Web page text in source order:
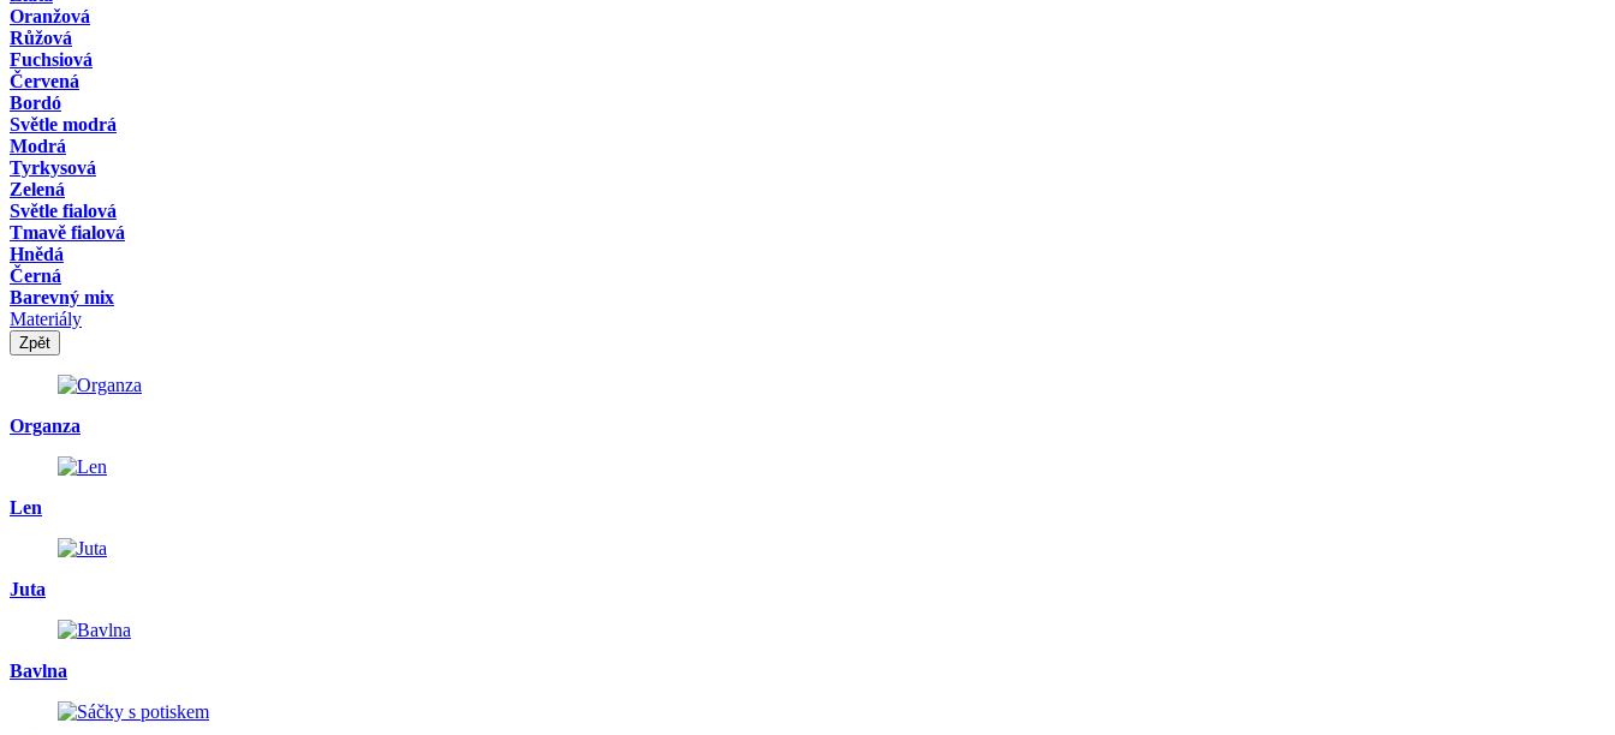
Oranžová
Růžová
Fuchsiová
Červená
Bordó
Světle modrá
Modrá
Tyrkysová
Zelená
Světle fialová
Tmavě fialová
Hnědá
Černá
Barevný mix
Materiály
Zpět
Organza
Len
Juta
Bavlna